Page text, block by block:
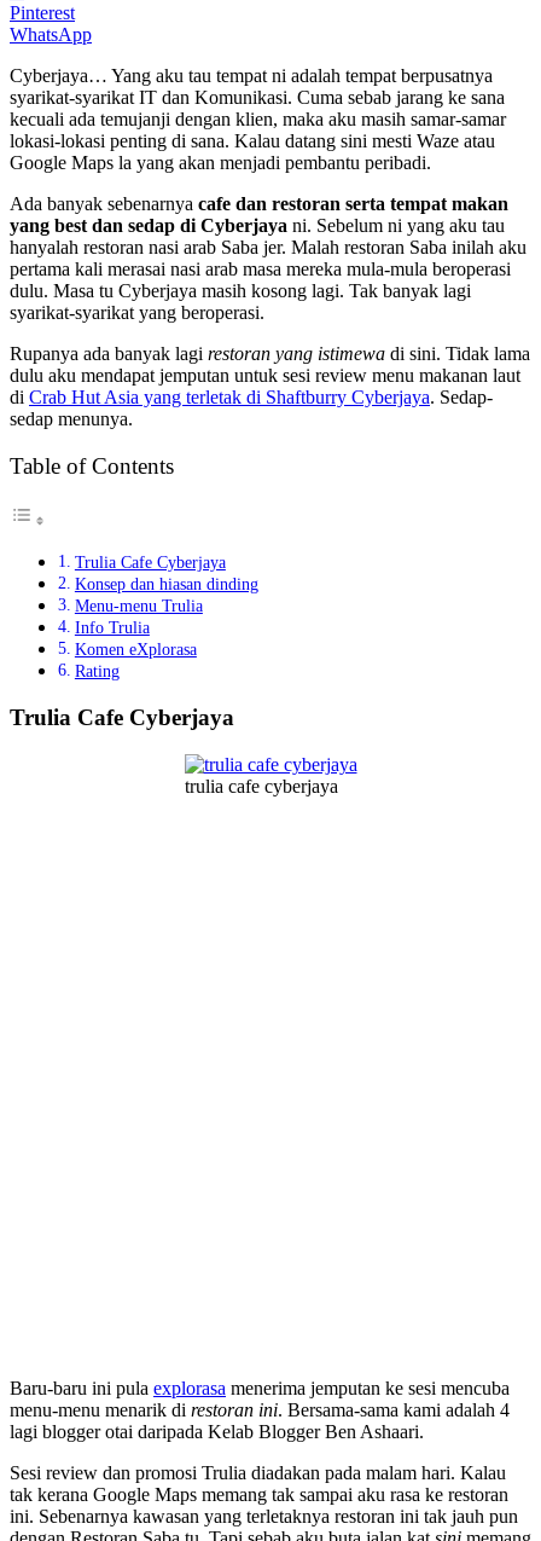
Pinterest
WhatsApp
Cyberjaya… Yang aku tau tempat ni adalah tempat berpusatnya
syarikat-syarikat IT dan Komunikasi. Cuma sebab jarang ke sana
kecuali ada temujanji dengan klien, maka aku masih samar-samar
lokasi-lokasi penting di sana. Kalau datang sini mesti Waze atau
Google Maps la yang akan menjadi pembantu peribadi.
Ada banyak sebenarnya cafe dan restoran serta tempat makan
yang best dan sedap di Cyberjaya ni. Sebelum ni yang aku tau
hanyalah restoran nasi arab Saba jer. Malah restoran Saba inilah aku
pertama kali merasai nasi arab masa mereka mula-mula beroperasi
dulu. Masa tu Cyberjaya masih kosong lagi. Tak banyak lagi
syarikat-syarikat yang beroperasi.
Rupanya ada banyak lagi restoran yang istimewa di sini. Tidak lama
dulu aku mendapat jemputan untuk sesi review menu makanan laut
di Crab Hut Asia yang terletak di Shaftburry Cyberjaya. Sedap-
sedap menunya.
Table of Contents
Trulia Cafe Cyberjaya
Konsep dan hiasan dinding
Menu-menu Trulia
Info Trulia
Komen eXplorasa
Rating
Trulia Cafe Cyberjaya
trulia cafe cyberjaya
Baru-baru ini pula explorasa menerima jemputan ke sesi mencuba
menu-menu menarik di restoran ini. Bersama-sama kami adalah 4
lagi blogger otai daripada Kelab Blogger Ben Ashaari.
Sesi review dan promosi Trulia diadakan pada malam hari. Kalau
tak kerana Google Maps memang tak sampai aku rasa ke restoran
ini. Sebenarnya kawasan yang terletaknya restoran ini tak jauh pun